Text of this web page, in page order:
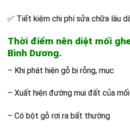
✅ Tiết kiệm chi phí sửa chữa lâu
Thời điểm nên diệt mối
Bình Dương.
– Khi phát hiện gỗ bị rỗng, mục
– Xuất hiện đường mui đất của mối
– Có bột gỗ rơi ra bất thường